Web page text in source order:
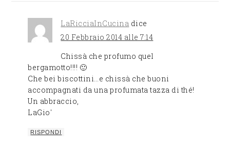
LaRicciaInCucina dice
20 Febbraio 2014 alle 7:14
Chissà che profumo quel
bergamotto!!!! 🙂
Che bei biscottini…e chissà che buoni
accompagnati da una profumata tazza di thé!
Un abbraccio,
LaGio'
RISPONDI